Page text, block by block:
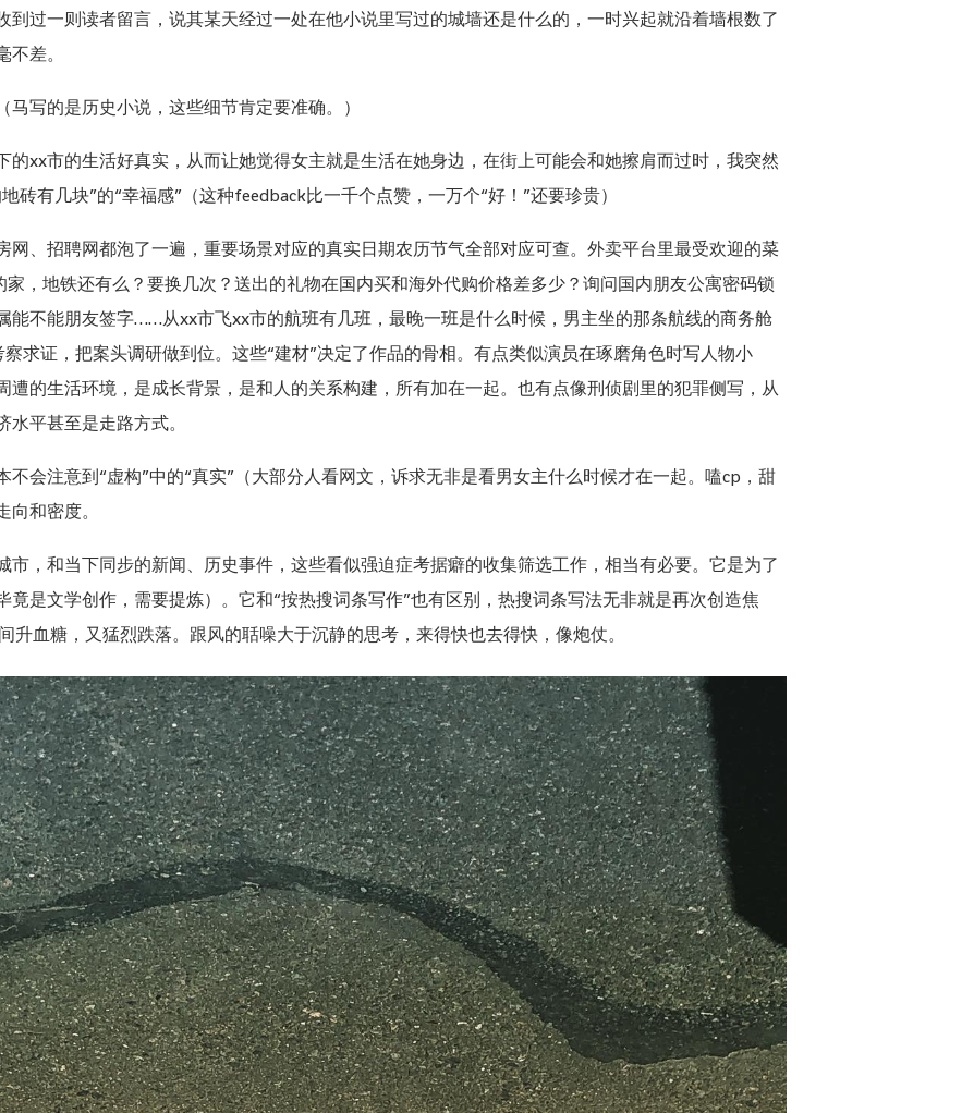
到过一则读者留言，说其某天经过一处在他小说里写过的城墙还是什么的，一时兴起就沿着墙根数了
差。
写的是历史小说，这些细节肯定要准确。）
的xx市的生活好真实，从而让她觉得女主就是生活在她身边，在街上可能会和她擦肩而过时，我突然
砖有几块”的“幸福感”（这种feedback比一千个点赞，一万个“好！”还要珍贵）
网、招聘网都泡了一遍，重要场景对应的真实日期农历节气全部对应可查。外卖平台里最受欢迎的菜
家，地铁还有么？要换几次？送出的礼物在国内买和海外代购价格差多少？询问国内朋友公寓密码锁
能不能朋友签字……从xx市飞xx市的航班有几班，最晚一班是什么时候，男主坐的那条航线的商务舱
求证，把案头调研做到位。这些“建材”决定了作品的骨相。有点类似演员在琢磨角色时写人物小
遭的生活环境，是成长背景，是和人的关系构建，所有加在一起。也有点像刑侦剧里的犯罪侧写，从
平甚至是走路方式。
会注意到“虚构”中的“真实”（大部分人看网文，诉求无非是看男女主什么时候才在一起。嗑cp，甜
和密度。
市，和当下同步的新闻、历史事件，这些看似强迫症考据癖的收集筛选工作，相当有必要。它是为了
是文学创作，需要提炼）。它和“按热搜词条写作”也有区别，热搜词条写法无非就是再次创造焦
血糖，又猛烈跌落。跟风的聒噪大于沉静的思考，来得快也去得快，像炮仗。